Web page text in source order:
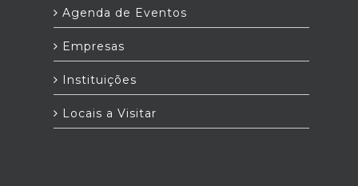
Agenda de Eventos
Empresas
Instituições
Locais a Visitar